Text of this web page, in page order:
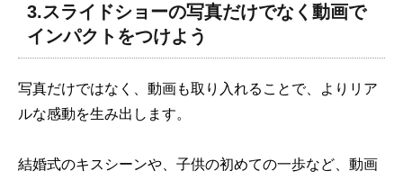
3.スライドショーの写真だけでなく動画で
インパクトをつけよう
写真だけではなく、動画も取り入れることで、よりリア
ルな感動を生み出します。
結婚式のキスシーンや、子供の初めての一歩など、動画